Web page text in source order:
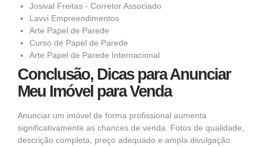
Josival Freitas - Corretor Associado
Lavvi Empreendimentos
Arte Papel de Parede
Curso de Papel de Parede
Arte Papel de Parede Internacional
Conclusão, Dicas para Anunciar
Meu Imóvel para Venda
Anunciar um imóvel de forma profissional aumenta
significativamente as chances de venda. Fotos de qualidade,
descrição completa, preço adequado e ampla divulgação